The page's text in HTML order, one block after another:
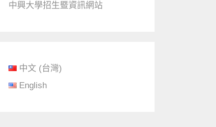
中興大學招生暨資訊網站
中文 (台灣)
English